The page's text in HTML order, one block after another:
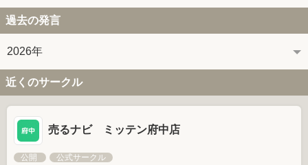
過去の発言
2026年
近くのサークル
売るナビ ミッテン府中店
公開 公式サークル